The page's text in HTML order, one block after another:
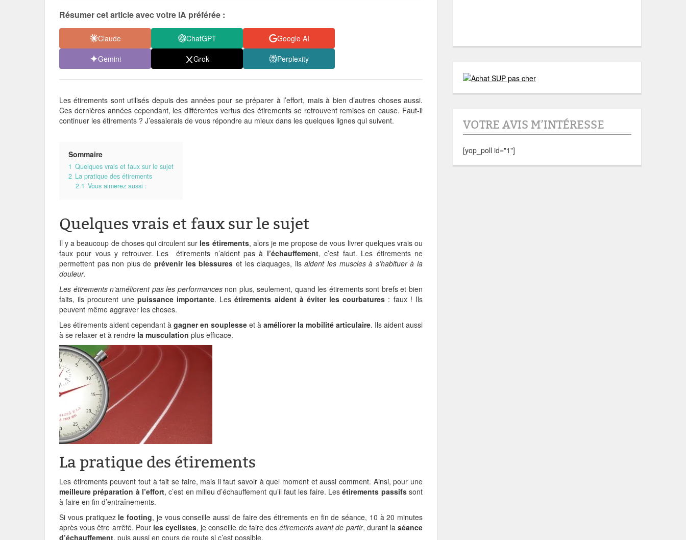
Résumer cet article avec votre IA préférée :
Claude ChatGPT
Google AI
Gemini
Grok Perplexity
Les étirements sont utilisés depuis des années pour se préparer à l’effort, mais à bien d’autres choses aussi.
Ces dernières années cependant, les différentes vertus des étirements se retrouvent remises en cause. Faut-il
continuer les étirements ? J’essaierais de vous répondre au mieux dans les quelques lignes qui suivent.
Sommaire
1 Quelques vrais et faux sur le sujet
2 La pratique des étirements
2.1 Vous aimerez aussi :
Quelques vrais et faux sur le sujet
Il y a beaucoup de choses qui circulent sur les étirements, alors je me propose de vous livrer quelques vrais ou
faux pour vous y retrouver. Les étirements n’aident pas à l’échauffement, c’est faut. Les étirements ne
permettent pas non plus deprévenir les blessures et les claquages, ilsaident les muscles à s’habituer à la
douleur.
Les étirements n’améliorent pas les performancesnon plus, seulement, quand les étirements sont brefs et bien
faits, ils procurent une puissance importante. Lesétirements aident à éviter les courbatures : faux ! Ils
peuvent même aggraver les choses.
Les étirements aident cependant à gagner en souplesse et à améliorer la mobilité articulaire. Ils aident aussi
à se relaxer et à rendre la musculation plus efficace.
La pratique des étirements
Les étirements peuvent tout à fait se faire, mais il faut savoir à quel moment et aussi comment. Ainsi, pour une
meilleure préparation à l’effort, c’est en milieu d’échauffement qu’il faut les faire. Lesétirements passifssont
à faire en fin d’entraînements.
Si vous pratiquez le footing, je vous conseille aussi de faire des étirements en fin de séance, 10 à 20 minutes
après vous être arrêté. Pour les cyclistes, je conseille de faire desétirements avant de partir, durant laséance
d’échauffement, puis aussi en cours de route si c’est possible.
VOTRE AVIS M’INTÉRESSE
[yop_poll id="1"]